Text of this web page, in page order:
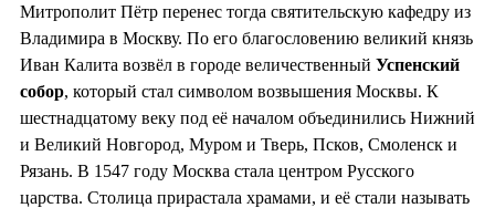
Митрополит Пётр перенес тогда святительскую кафедру из
Владимира в Москву. По его благословению великий князь
Иван Калита возвёл в городе величественный Успенский
собор, который стал символом возвышения Москвы. К
шестнадцатому веку под её началом объединились Нижний
и Великий Новгород, Муром и Тверь, Псков, Смоленск и
Рязань. В 1547 году Москва стала центром Русского
царства. Столица прирастала храмами, и её стали называть